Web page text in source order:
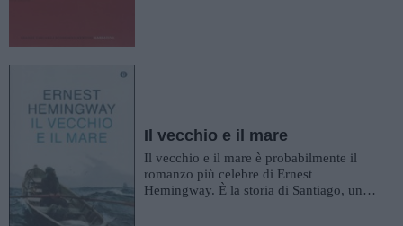
Il vecchio e il mare
Il vecchio e il mare è probabilmente il
romanzo più celebre di Ernest
Hemingway. È la storia di Santiago, un